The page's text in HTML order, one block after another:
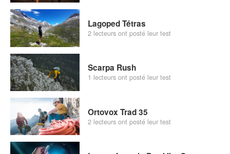
Lagoped Tétras
2 lecteurs ont posté leur test
Scarpa Rush
1 lecteurs ont posté leur test
Ortovox Trad 35
2 lecteurs ont posté leur test